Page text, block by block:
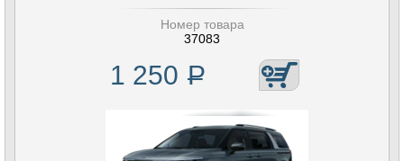
Номер товара
37083
1 250 Р